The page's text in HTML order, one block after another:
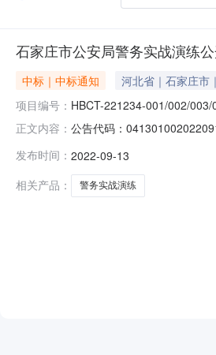
石家庄市公安局警务实战演练
中标｜中标通知
河北省｜石家庄市
项目编号： HBCT-221234-001/002/
正文内容： 公告代码：
001/002/003/004/005/007/
发布时间： 2022-09-13
相关产品：
警务实战演练